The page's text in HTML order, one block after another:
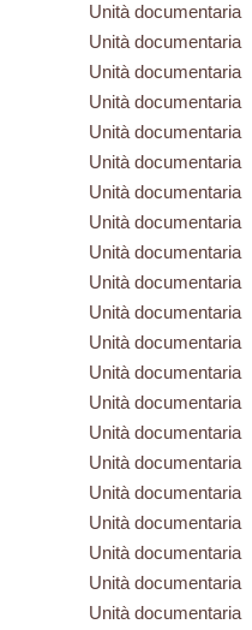
Unità documentaria
Unità documentaria
Unità documentaria
Unità documentaria
Unità documentaria
Unità documentaria
Unità documentaria
Unità documentaria
Unità documentaria
Unità documentaria
Unità documentaria
Unità documentaria
Unità documentaria
Unità documentaria
Unità documentaria
Unità documentaria
Unità documentaria
Unità documentaria
Unità documentaria
Unità documentaria
Unità documentaria